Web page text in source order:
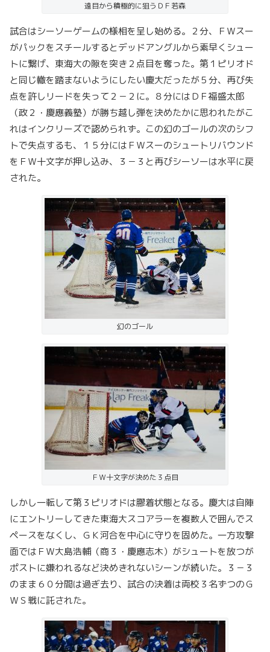
遠目から積極的に狙うＤＦ若森
試合はシーソーゲームの様相を呈し始める。２分、ＦＷスー
がパックをスチールするとデッドアングルから素早くシュー
トに繋げ、東海大の隙を突き２点目を奪った。第１ピリオド
と同じ轍を踏まないようにしたい慶大だったが５分、再び失
点を許しリードを失って２－２に。８分にはＤＦ福盛太郎
（政２・慶應義塾）が勝ち越し弾を決めたかに思われたがこ
れはインクリーズで認められず。この幻のゴールの次のシフ
トで失点するも、１５分にはＦＷスーのシュートリバウンド
をＦＷ十文字が押し込み、３－３と再びシーソーは水平に戻
された。
幻のゴール
ＦＷ十文字が決めた３点目
しかし一転して第３ピリオドは膠着状態となる。慶大は自陣
にエントリーしてきた東海大スコアラーを複数人で囲んでス
ペースをなくし、ＧＫ河合を中心に守りを固めた。一方攻撃
面ではＦＷ大島浩輔（商３・慶應志木）がシュートを放つが
ポストに嫌われるなど決めきれないシーンが続いた。３－３
のまま６０分間は過ぎ去り、試合の決着は両校３名ずつのＧ
ＷＳ戦に託された。